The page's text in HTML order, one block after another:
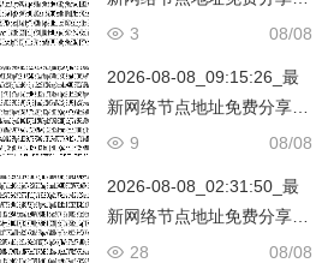
…
不定期更新…开放免费分享
韩国|新加坡|台湾|马来西亚|
…
08/08
3
2026-08-08_09:15:26_最
新网络节点地址免费分享…
不定期更新…开放免费分享
韩国|新加坡|台湾|马来西亚|
…
08/08
9
2026-08-08_02:31:50_最
新网络节点地址免费分享…
不定期更新…开放免费分享
08/08
28